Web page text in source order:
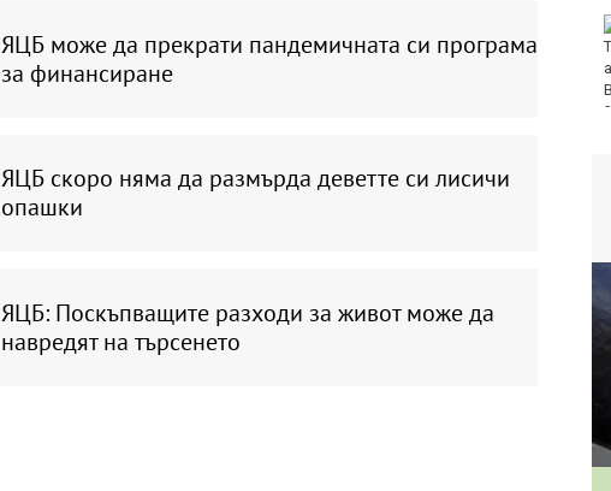
ЯЦБ може да прекрати пандемичната си програма
за финансиране
ЯЦБ скоро няма да размърда деветте си лисичи
опашки
ЯЦБ: Поскъпващите разходи за живот може да
навредят на търсенето
пострадали при